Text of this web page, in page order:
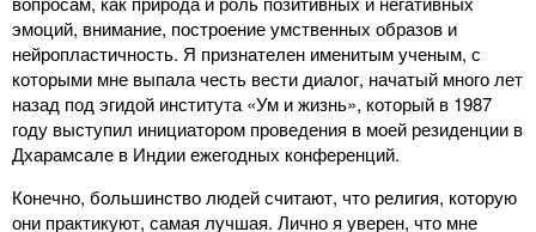
эмоций, внимание, построение умственных образов и
нейропластичность. Я признателен именитым ученым, с
которыми мне выпала честь вести диалог, начатый много лет
назад под эгидой института «Ум и жизнь», который в 1987
году выступил инициатором проведения в моей резиденции в
Дхарамсале в Индии ежегодных конференций.
Конечно, большинство людей считают, что религия, которую
они практикуют, самая лучшая. Лично я уверен, что мне